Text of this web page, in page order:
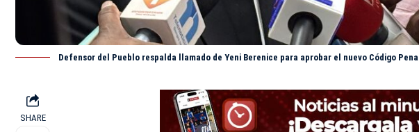
Defensor del Pueblo respalda llamado de Yeni Berenice para aprobar el nuevo Código Penal
SHARE